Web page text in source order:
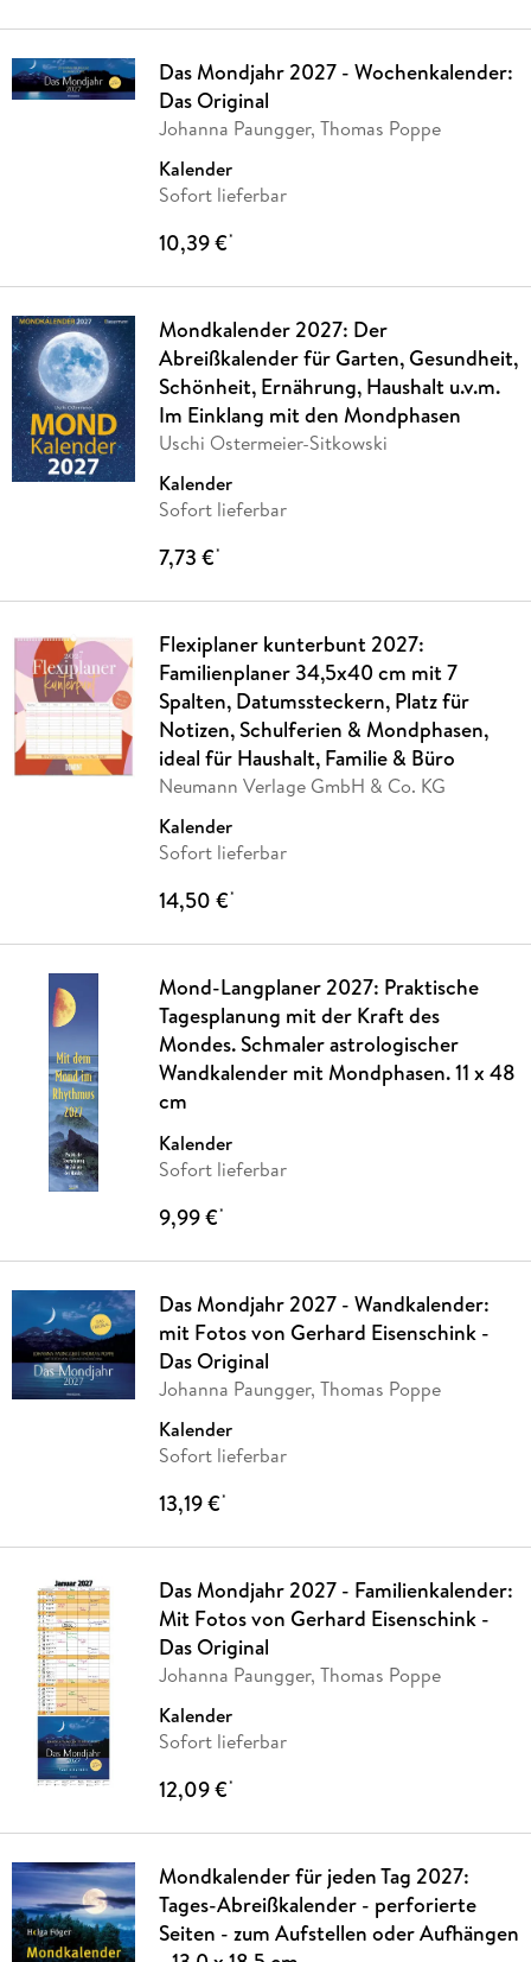
Das Mondjahr 2027 - Wochenkalender:
Das Original
Johanna Paungger, Thomas Poppe
Kalender
Sofort lieferbar
10,39 €*
Mondkalender 2027: Der
Abreißkalender für Garten, Gesundheit,
Schönheit, Ernährung, Haushalt u.v.m.
Im Einklang mit den Mondphasen
Uschi Ostermeier-Sitkowski
Kalender
Sofort lieferbar
7,73 €*
Flexiplaner kunterbunt 2027:
Familienplaner 34,5x40 cm mit 7
Spalten, Datumssteckern, Platz für
Notizen, Schulferien & Mondphasen,
ideal für Haushalt, Familie & Büro
Neumann Verlage GmbH & Co. KG
Kalender
Sofort lieferbar
14,50 €*
Mond-Langplaner 2027: Praktische
Tagesplanung mit der Kraft des
Mondes. Schmaler astrologischer
Wandkalender mit Mondphasen. 11 x 48
cm
Kalender
Sofort lieferbar
9,99 €*
Das Mondjahr 2027 - Wandkalender:
mit Fotos von Gerhard Eisenschink -
Das Original
Johanna Paungger, Thomas Poppe
Kalender
Sofort lieferbar
13,19 €*
Das Mondjahr 2027 - Familienkalender:
Mit Fotos von Gerhard Eisenschink -
Das Original
Johanna Paungger, Thomas Poppe
Kalender
Sofort lieferbar
12,09 €*
Mondkalender für jeden Tag 2027:
Tages-Abreißkalender - perforierte
Seiten - zum Aufstellen oder Aufhängen